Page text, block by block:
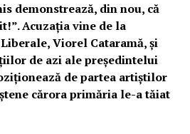
demonstrează, din nou, că
Acuzația vine de la
Viorel Cataramă, și
de azi ale președintelui
de partea artiștilor
cărora primăria le-a tăiat